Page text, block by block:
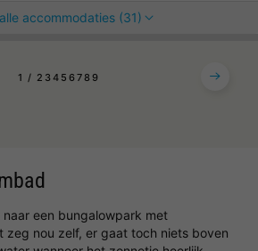
accommodaties (31)
1 2 3 4 5 67 8 9
een bungalowpark met
zeg nou zelf, er gaat toch niets boven